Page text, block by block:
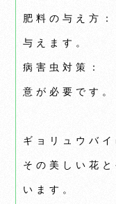
肥料の与え方
与えます。
病害虫対策：
意が必要です。
ギョリュウバ
その美しい花
います。